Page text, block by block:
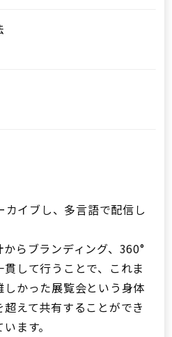
カイブし、多言語で配信し
らブランディング、360°
して行うことで、これま
かった展覧会という身体
えて共有することができ
ます。